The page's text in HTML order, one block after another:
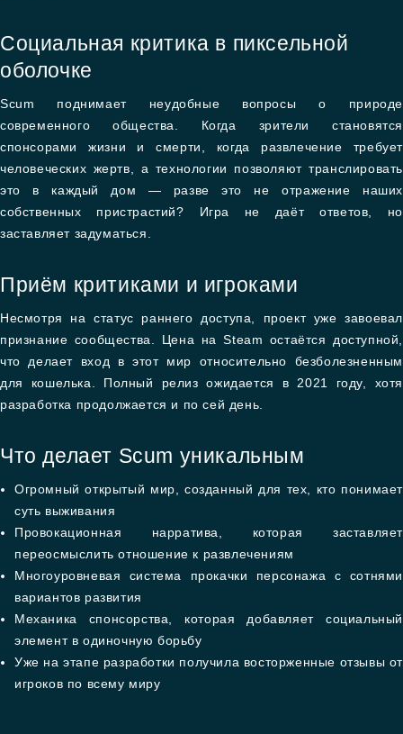
Социальная критика в пиксельной
оболочке
Scum поднимает неудобные вопросы о природе
современного общества. Когда зрители становятся
спонсорами жизни и смерти, когда развлечение требует
человеческих жертв, а технологии позволяют транслировать
это в каждый дом — разве это не отражение наших
собственных пристрастий? Игра не даёт ответов, но
заставляет задуматься.
Приём критиками и игроками
Несмотря на статус раннего доступа, проект уже завоевал
признание сообщества. Цена на Steam остаётся доступной,
что делает вход в этот мир относительно безболезненным
для кошелька. Полный релиз ожидается в 2021 году, хотя
разработка продолжается и по сей день.
Что делает Scum уникальным
Огромный открытый мир, созданный для тех, кто понимает
суть выживания
Провокационная нарратива, которая заставляет
переосмыслить отношение к развлечениям
Многоуровневая система прокачки персонажа с сотнями
вариантов развития
Механика спонсорства, которая добавляет социальный
элемент в одиночную борьбу
Уже на этапе разработки получила восторженные отзывы от
игроков по всему миру